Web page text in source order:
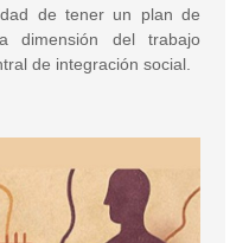
de tener un plan de
dimensión del trabajo
de integración social.